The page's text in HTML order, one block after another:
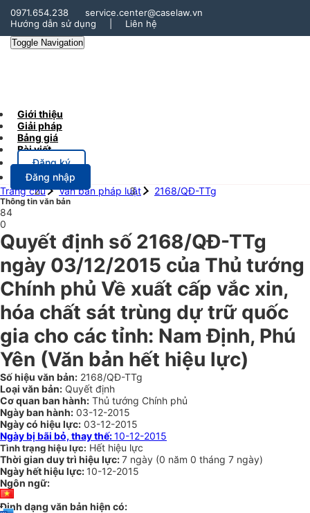
0971.654.238
service.center@caselaw.vn
Hướng dẫn sử dụng
Liên hệ
Toggle Navigation
Giới thiệu
Giải pháp
Bảng giá
Bài viết
Đăng ký
Đăng nhập
Trang chủ
Văn bản pháp luật 2168/QĐ-TTg
Thông tin văn bản
84
0
Quyết định số 2168/QĐ-TTg
ngày 03/12/2015 của Thủ tướng
Chính phủ Về xuất cấp vắc xin,
hóa chất sát trùng dự trữ quốc
gia cho các tỉnh: Nam Định, Phú
Yên (Văn bản hết hiệu lực)
Số hiệu văn bản: 2168/QĐ-TTg
Loại văn bản: Quyết định
Cơ quan ban hành: Thủ tướng Chính phủ
Ngày ban hành: 03-12-2015
Ngày có hiệu lực: 03-12-2015
Ngày bị bãi bỏ, thay thế:10-12-2015
Tình trạng hiệu lực: Hết hiệu lực
Thời gian duy trì hiệu lực:7 ngày (0 năm 0 tháng 7 ngày)
Ngày hết hiệu lực: 10-12-2015
Ngôn ngữ:
Định dạng văn bản hiện có: